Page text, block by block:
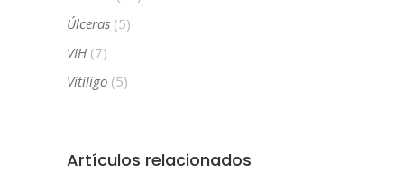
Úlceras (5)
VIH (7)
Vitíligo (5)
Artículos relacionados